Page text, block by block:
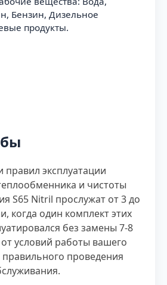
Бензин, Дизельное
продукты.
эксплуатации
и чистоты
S65 Nitril прослужат от 3 до
когда один комплект этих
без замены 7-8
от условий работы вашего
проведения